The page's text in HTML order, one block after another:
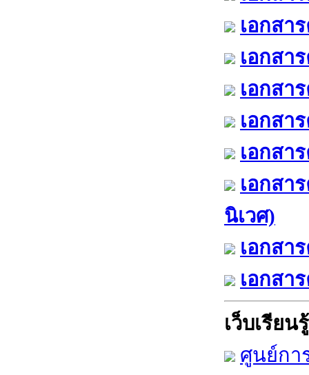
เอกสา
เอกสา
เอกสา
เอกสา
เอกสา
เอกสา
นิเวศ)
เอกสา
เอกสา
เว็บเรียนรู้
ศูนย์กา